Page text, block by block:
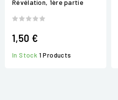
Révélation, 1ère partie
1,50 €
In Stock 1 Products